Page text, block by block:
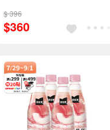
滿額9折
$ 396
$360